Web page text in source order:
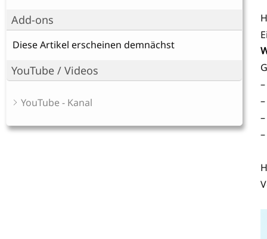
Add-ons
Diese Artikel erscheinen demnächst
YouTube / Videos
YouTube - Kanal